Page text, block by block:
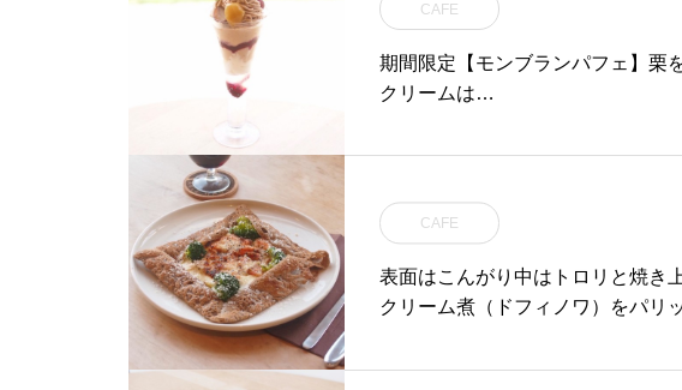
CAFE
期間限定【モンブランパフェ】 栗
クリームは…
CAFE
表面はこんがり中はトロリと焼き
クリーム煮（ドフィノワ）をパリ
ほっくりとしたジャガイモが冬の